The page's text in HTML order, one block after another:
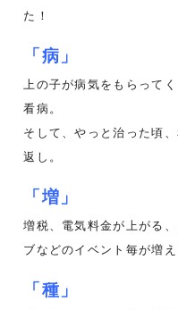
た！
「病」
上の子が病気をもらって
看病。
そして、やっと治った頃
返し。
「増」
増税、電気料金が上がる
ブなどのイベント毎が増
「種」